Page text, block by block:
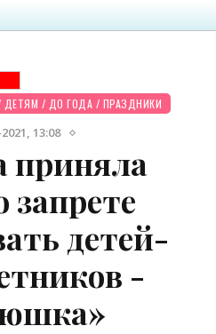
ДЕТЯМ / ДО ГОДА / ПРАЗДНИКИ
13:08
приняла
запрете
детей-
-